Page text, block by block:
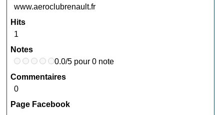
www.aeroclubrenault.fr
Hits
1
Notes
0.0/5 pour 0 note
Commentaires
0
Page Facebook